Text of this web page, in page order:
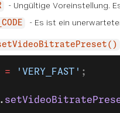
- Ungültige Voreinstellung.
- Es ist ein
= 'VERY_FAST' ;